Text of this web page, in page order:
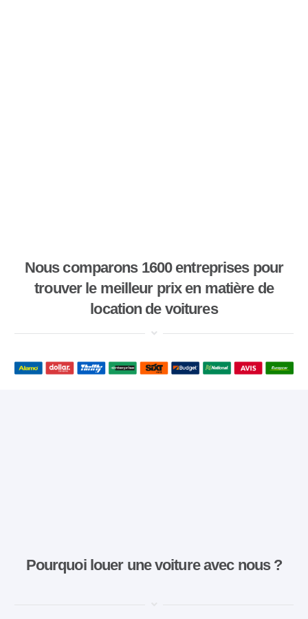
Nous comparons 1600 entreprises pour
trouver le meilleur prix en matière de
location de voitures
Pourquoi louer une voiture avec nous ?